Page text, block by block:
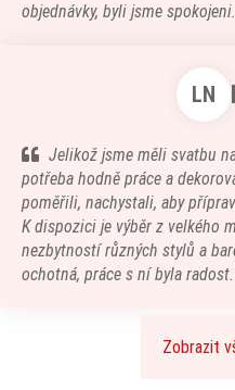
objednávky, byli jsme spokojeni.
LN
Jelikož jsme měli svatbu
potřeba hodně práce a
poměřili, nachystali, aby
K dispozici je výběr z velkého
nezbytností různých stylů a
ochotná, práce s ní byla
Zobrazit